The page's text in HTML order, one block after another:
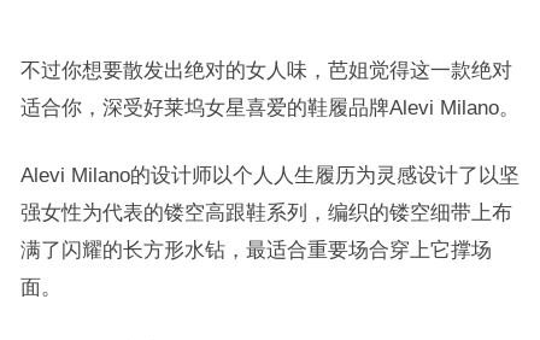
不过你想要散发出绝对的女人味，芭姐觉得这一款绝对
适合你，深受好莱坞女星喜爱的鞋履品牌Alevi Milano。
Alevi Milano的设计师以个人人生履历为灵感设计了以坚
强女性为代表的镂空高跟鞋系列，编织的镂空细带上布
满了闪耀的长方形水钻，最适合重要场合穿上它撑场
面。